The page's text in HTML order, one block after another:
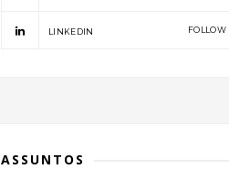
LINKEDIN FOLLOW
ASSUNTOS